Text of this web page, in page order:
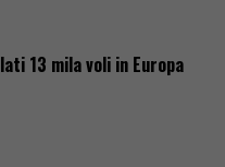
13 mila voli in Europa